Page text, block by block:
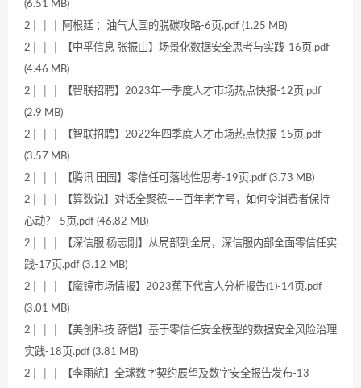
(6.51 MB)
2│ │ │ 阿根廷 ：油气大国的脱碳攻略-6页.pdf (1.25 MB)
2│ │ │ 【中孚信息 张振山】场景化数据安全思考与实践-16页.pdf
(4.46 MB)
2│ │ │ 【智联招聘】2023年一季度人才市场热点快报-12页.pdf
(2.9 MB)
2│ │ │ 【智联招聘】2022年四季度人才市场热点快报-15页.pdf
(3.57 MB)
2│ │ │ 【腾讯 田园】零信任可落地性思考-19页.pdf (3.73 MB)
2│ │ │ 【算数说】对话全聚德——百年老字号，如何令消费者保持
心动？-5页.pdf (46.82 MB)
2│ │ │ 【深信服 杨志刚】从局部到全局，深信服内部全面零信任实
践-17页.pdf (3.12 MB)
2│ │ │ 【魔镜市场情报】2023蕉下代言人分析报告(1)-14页.pdf
(3.01 MB)
2│ │ │ 【美创科技 薛恺】基于零信任安全模型的数据安全风险治理
实践-18页.pdf (3.81 MB)
2│ │ │ 【李雨航】全球数字契约展望及数字安全报告发布-13